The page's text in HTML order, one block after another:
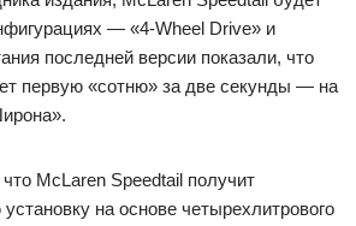
— «4-Wheel Drive» и
последней версии показали, что
первую «сотню» за две секунды — на
McLaren Speedtail получит
на основе четырехлитрового